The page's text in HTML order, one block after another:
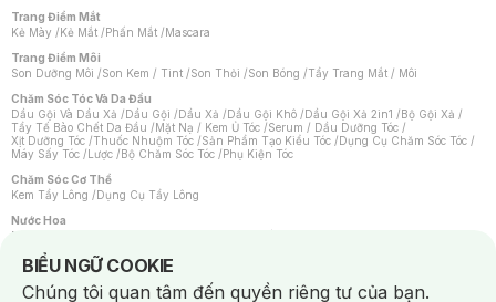
Trang Điểm Mắt
Kẻ Mày /Kẻ Mắt /Phấn Mắt /Mascara
Trang Điểm Môi
Son Dưỡng Môi /Son Kem / Tint /Son Thỏi /Son Bóng /Tẩy Trang Mắt / Môi
Chăm Sóc Tóc Và Da Đầu
Dầu Gội Và Dầu Xả /Dầu Gội /Dầu Xả /Dầu Gội Khô /Dầu Gội Xả 2in1 /Bộ Gội Xả /
Tẩy Tế Bào Chết Da Đầu /Mặt Nạ / Kem Ủ Tóc /Serum / Dầu Dưỡng Tóc /
Xịt Dưỡng Tóc /Thuốc Nhuộm Tóc /Sản Phẩm Tạo Kiểu Tóc /Dụng Cụ Chăm Sóc Tóc /
Máy Sấy Tóc /Lược /Bộ Chăm Sóc Tóc /Phụ Kiện Tóc
Chăm Sóc Cơ Thể
Kem Tẩy Lông /Dụng Cụ Tẩy Lông
Nước Hoa
Nước Hoa Nữ
Chăm Sóc Cá Nhân
Chống Muỗi /Khẩu Trang /Máy Massage/Mặt Nạ Xông Hơi /Nước Rửa Tay/
BIỂU NGỮ COOKIE
Notice about cookies usage
Chúng tôi quan tâm đến quyền riêng tư của bạn.